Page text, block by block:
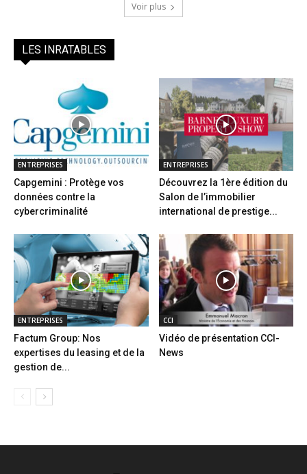
Voir plus
LES INRATABLES
ENTREPRISES
Capgemini : Protège vos
données contre la
cybercriminalité
ENTREPRISES
Découvrez la 1ère édition du
Salon de l’immobilier
international de prestige...
ENTREPRISES
Factum Group: Nos
expertises du leasing et de la
gestion de...
CCI
Vidéo de présentation CCI-
News